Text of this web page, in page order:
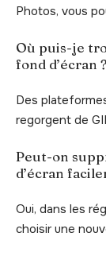
Photos, vous
Où puis-je
fond d’écran ?
Des
regorgent de
Peut-on
d’écran
Oui, dans les
choisir une